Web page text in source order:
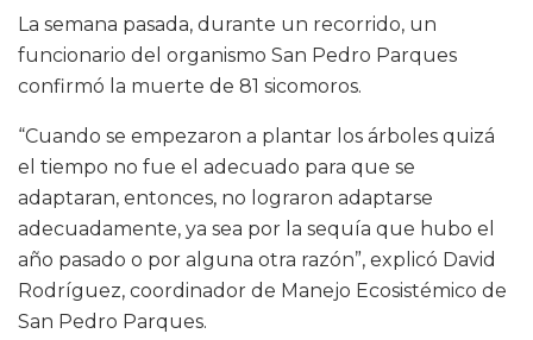
La semana pasada, durante un recorrido, un
funcionario del organismo San Pedro Parques
confirmó la muerte de 81 sicomoros.
“Cuando se empezaron a plantar los árboles quizá
el tiempo no fue el adecuado para que se
adaptaran, entonces, no lograron adaptarse
adecuadamente, ya sea por la sequía que hubo el
año pasado o por alguna otra razón”, explicó David
Rodríguez, coordinador de Manejo Ecosistémico de
San Pedro Parques.